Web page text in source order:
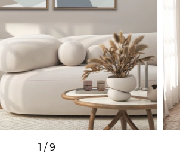
1 /9